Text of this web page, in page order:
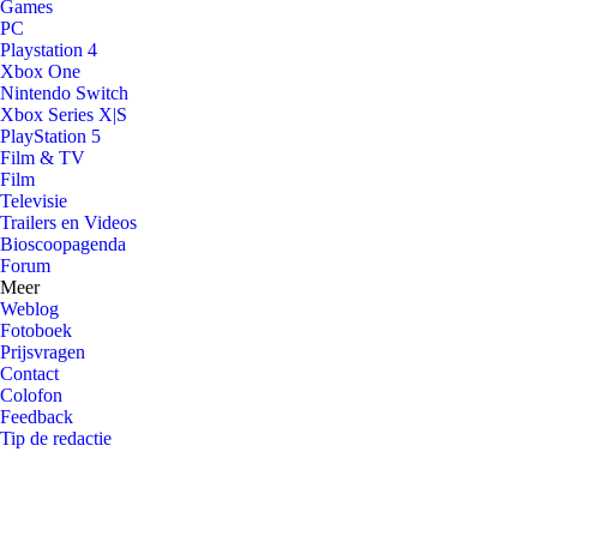
Games
PC
Playstation 4
Xbox One
Nintendo Switch
Xbox Series X|S
PlayStation 5
Film & TV
Film
Televisie
Trailers en Videos
Bioscoopagenda
Forum
Meer
Weblog
Fotoboek
Prijsvragen
Contact
Colofon
Feedback
Tip de redactie